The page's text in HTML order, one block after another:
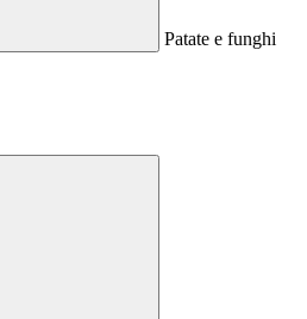
Patate e funghi